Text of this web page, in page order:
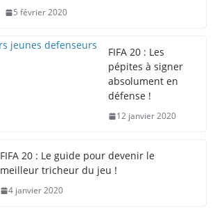
5 février 2020
FIFA 20 : Les
pépites à signer
absolument en
défense !
12 janvier 2020
FIFA 20 : Le guide pour devenir le
meilleur tricheur du jeu !
4 janvier 2020